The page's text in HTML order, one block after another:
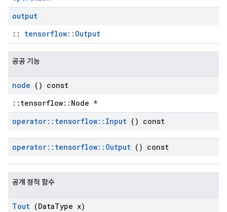
output
:: tensorflow::Output
공공 기능
node () const
::tensorflow::Node *
operator:: tensorflow:: Input () const
operator:: tensorflow:: Output () const
공개 정적 함수
Tout (DataType x)